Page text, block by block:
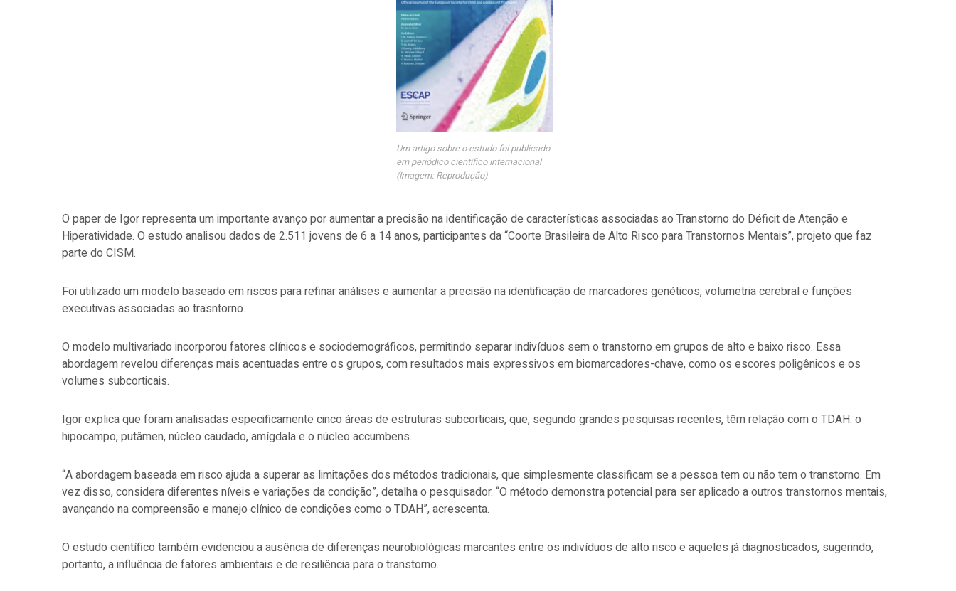
Um artigo sobre o estudo foi publicado
em periódico científico internacional
(Imagem: Reprodução)
O paper de Igor representa um importante avanço por aumentar a precisão na identificação de características associadas ao Transtorno do Déficit de Atenção e
Hiperatividade. O estudo analisou dados de 2.511 jovens de 6 a 14 anos, participantes da “Coorte Brasileira de Alto Risco para Transtornos Mentais”, projeto que faz
parte do CISM.
Foi utilizado um modelo baseado em riscos para refinar análises e aumentar a precisão na identificação de marcadores genéticos, volumetria cerebral e funções
executivas associadas ao trasntorno.
O modelo multivariado incorporou fatores clínicos e sociodemográficos, permitindo separar indivíduos sem o transtorno em grupos de alto e baixo risco. Essa
abordagem revelou diferenças mais acentuadas entre os grupos, com resultados mais expressivos em biomarcadores-chave, como os escores poligênicos e os
volumes subcorticais.
Igor explica que foram analisadas especificamente cinco áreas de estruturas subcorticais, que, segundo grandes pesquisas recentes, têm relação com o TDAH: o
hipocampo, putâmen, núcleo caudado, amígdala e o núcleo accumbens.
“A abordagem baseada em risco ajuda a superar as limitações dos métodos tradicionais, que simplesmente classificam se a pessoa tem ou não tem o transtorno. Em
vez disso, considera diferentes níveis e variações da condição”, detalha o pesquisador. “O método demonstra potencial para ser aplicado a outros transtornos mentais,
avançando na compreensão e manejo clínico de condições como o TDAH”, acrescenta.
O estudo científico também evidenciou a ausência de diferenças neurobiológicas marcantes entre os indivíduos de alto risco e aqueles já diagnosticados, sugerindo,
portanto, a influência de fatores ambientais e de resiliência para o transtorno.